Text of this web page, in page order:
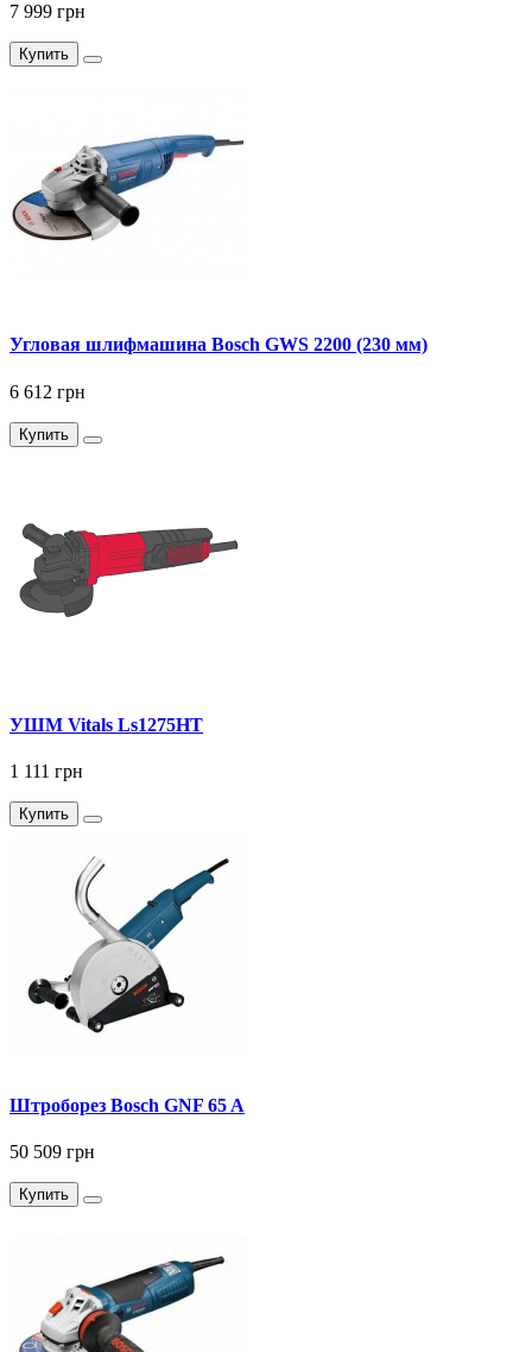
7 999 грн
Купить
Угловая шлифмашина Bosch GWS 2200 (230 мм)
6 612 грн
Купить
УШМ Vitals Ls1275HT
1 111 грн
Купить
Штроборез Bosch GNF 65 A
50 509 грн
Купить